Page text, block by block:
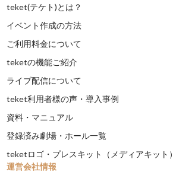
teket(テケト)とは？
イベント作成の方法
ご利用料金について
teketの機能ご紹介
ライブ配信について
teket利用者様の声・導入事例
資料・マニュアル
登録済み劇場・ホール一覧
teketロゴ・プレスキット（メディアキット）
運営会社情報